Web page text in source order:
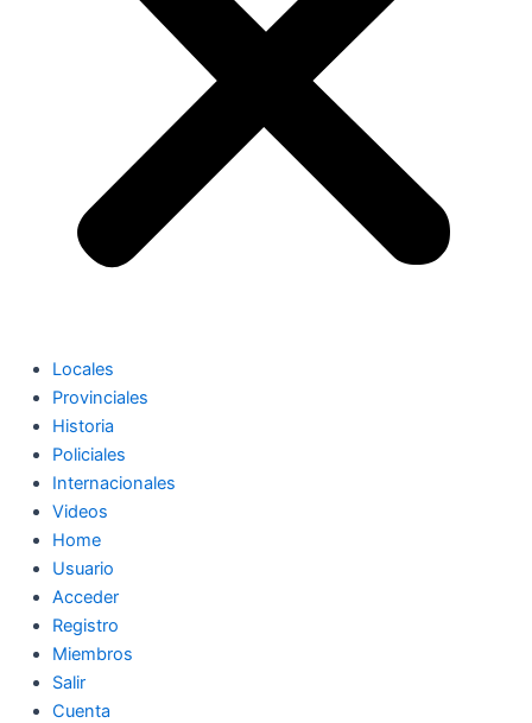
Locales
Provinciales
Historia
Policiales
Internacionales
Videos
Home
Usuario
Acceder
Registro
Miembros
Salir
Cuenta